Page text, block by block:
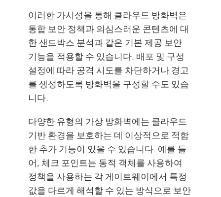
이러한 가시성을 통해 클라우드 방화벽은
통합 보안 정책과 의심스러운 콘텐츠에 대
한 샌드박스 분석과 같은 기본 제공 보안
기능을 적용할 수 있습니다. 배포 및 구성
설정에 따라 공격 시도를 차단하거나 경고
를 생성하도록 방화벽을 구성할 수도 있습
니다.
다양한 유형의 가상 방화벽에는 클라우드
기반 환경을 보호하는 데 이상적으로 적합
한 추가 기능이 있을 수 있습니다. 예를 들
어, 체크 포인트는 동적 객체를 사용하여
정책을 사용하는 각 게이트웨이에서 특정
값을 다르게 해석할 수 있는 방식으로 보안